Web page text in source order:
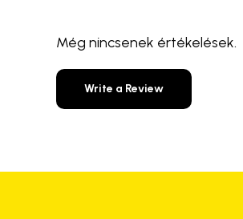
Még nincsenek értékelések.
Write a Review